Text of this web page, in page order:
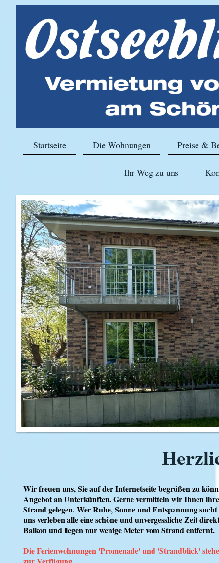
Startseite Die Wohnungen Preise &
Ihr Weg zu uns
Wir freuen uns, Sie auf der Internetseite begrüßen zu
Angebot an Unterkünften. Gerne vermitteln wir Ihnen
Strand gelegen. Wer Ruhe, Sonne und Entspannung
uns verleben alle eine schöne und unvergessliche Zeit
Balkon und liegen nur wenige Meter vom Strand entfernt.
Die Ferienwohnungen 'Promenade' und 'Strandblick'